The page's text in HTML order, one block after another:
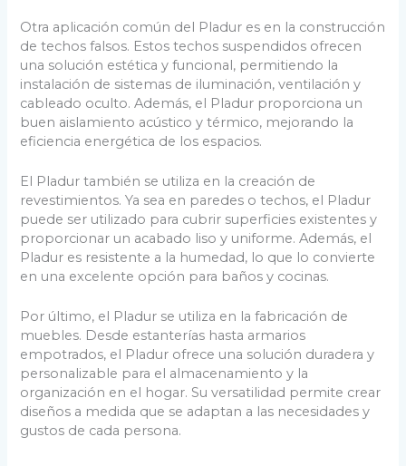
Otra aplicación común del Pladur es en la construcción
de techos falsos. Estos techos suspendidos ofrecen
una solución estética y funcional, permitiendo la
instalación de sistemas de iluminación, ventilación y
cableado oculto. Además, el Pladur proporciona un
buen aislamiento acústico y térmico, mejorando la
eficiencia energética de los espacios.
El Pladur también se utiliza en la creación de
revestimientos. Ya sea en paredes o techos, el Pladur
puede ser utilizado para cubrir superficies existentes y
proporcionar un acabado liso y uniforme. Además, el
Pladur es resistente a la humedad, lo que lo convierte
en una excelente opción para baños y cocinas.
Por último, el Pladur se utiliza en la fabricación de
muebles. Desde estanterías hasta armarios
empotrados, el Pladur ofrece una solución duradera y
personalizable para el almacenamiento y la
organización en el hogar. Su versatilidad permite crear
diseños a medida que se adaptan a las necesidades y
gustos de cada persona.